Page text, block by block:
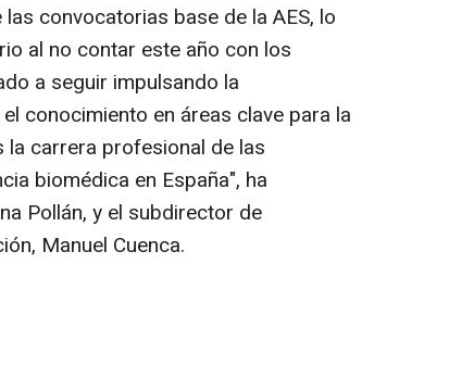
convocatorias base de la AES, lo
al no contar este año con los
a seguir impulsando la
conocimiento en áreas clave para la
carrera profesional de las
biomédica en España", ha
Pollán, y el subdirector de
Manuel Cuenca.